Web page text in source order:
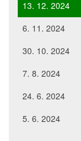
13. 12. 2024
6. 11. 2024
30. 10. 2024
7. 8. 2024
24. 6. 2024
5. 6. 2024